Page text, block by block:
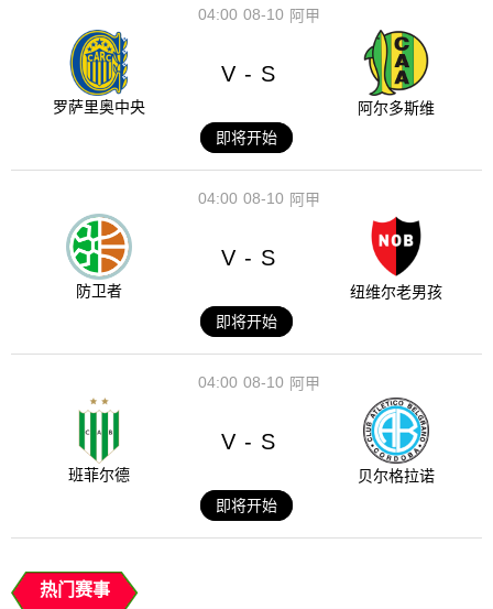
08-10
04:00 阿甲
罗萨里奥中央
V - S
阿尔多斯维
即将开始
08-10
04:00 阿甲
防卫者
V - S
纽维尔老男孩
即将开始
08-10
04:00 阿甲
班菲尔德
V - S
贝尔格拉诺
即将开始
热门赛事